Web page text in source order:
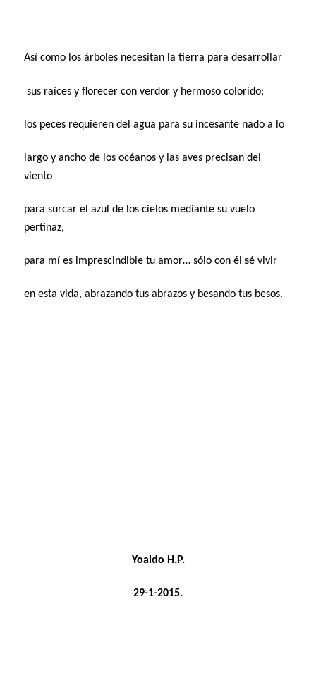
Así como los árboles necesitan la tierra para desarrollar
sus raíces y florecer con verdor y hermoso colorido;
los peces requieren del agua para su incesante nado a lo
largo y ancho de los océanos y las aves precisan del
viento
para surcar el azul de los cielos mediante su vuelo
pertinaz,
para mí es imprescindible tu amor… sólo con él sé vivir
en esta vida, abrazando tus abrazos y besando tus besos.
Yoaldo H.P.
29-1-2015.